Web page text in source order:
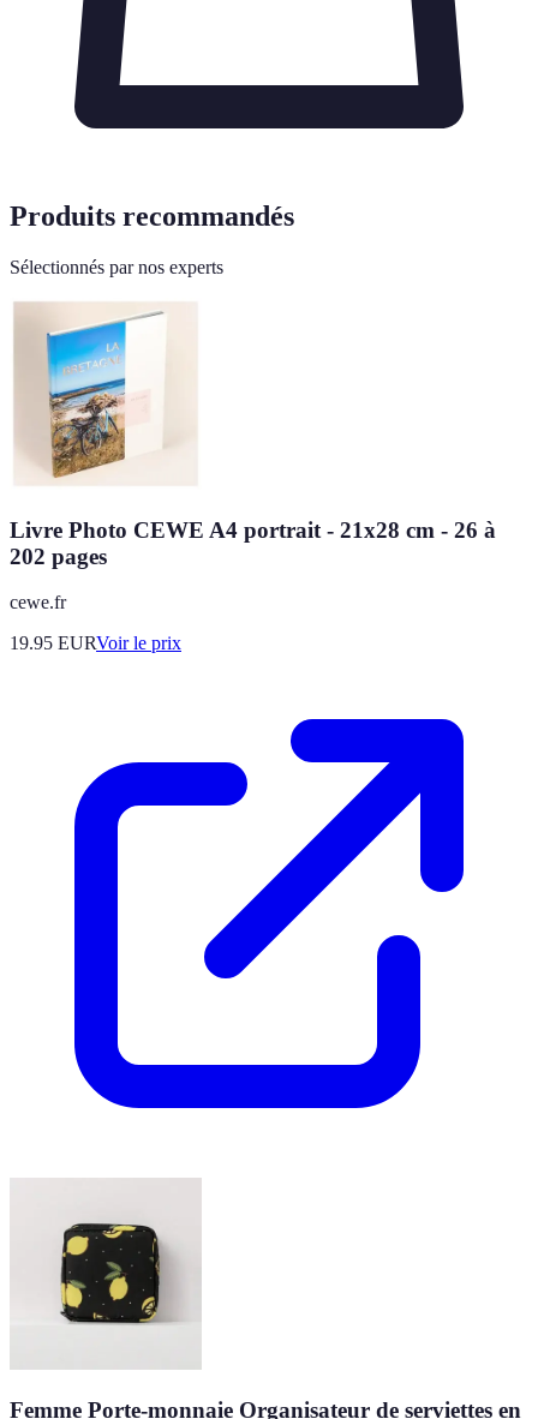
Produits recommandés
Sélectionnés par nos experts
Livre Photo CEWE A4 portrait - 21x28 cm - 26 à
202 pages
cewe.fr
19.95 EURVoir le prix
Femme Porte-monnaie Organisateur de serviettes en